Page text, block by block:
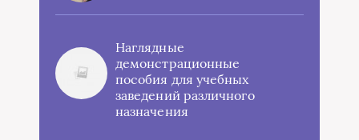
Наглядные
демонстрационные
пособия для учебных
заведений различного
назначения